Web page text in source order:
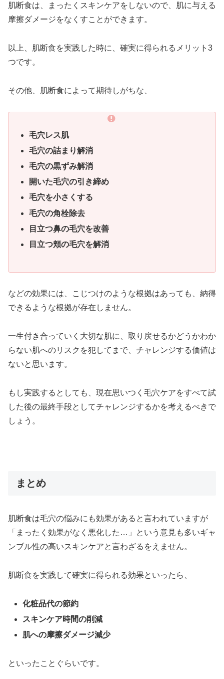
肌断食は、まったくスキンケアをしないので、肌に与える
摩擦ダメージをなくすことができます。
以上、肌断食を実践した時に、確実に得られるメリット3
つです。
その他、肌断食によって期待しがちな、
毛穴レス肌
毛穴の詰まり解消
毛穴の黒ずみ解消
開いた毛穴の引き締め
毛穴を小さくする
毛穴の角栓除去
目立つ鼻の毛穴を改善
目立つ頬の毛穴を解消
などの効果には、こじつけのような根拠はあっても、納得
できるような根拠が存在しません。
一生付き合っていく大切な肌に、取り戻せるかどうかわか
らない肌へのリスクを犯してまで、チャレンジする価値は
ないと思います。
もし実践するとしても、現在思いつく毛穴ケアをすべて試
した後の最終手段としてチャレンジするかを考えるべきで
しょう。
まとめ
肌断食は毛穴の悩みにも効果があると言われていますが
「まったく効果がなく悪化した…」という意見も多いギャ
ンブル性の高いスキンケアと言わざるをえません。
肌断食を実践して確実に得られる効果といったら、
化粧品代の節約
スキンケア時間の削減
肌への摩擦ダメージ減少
といったことぐらいです。